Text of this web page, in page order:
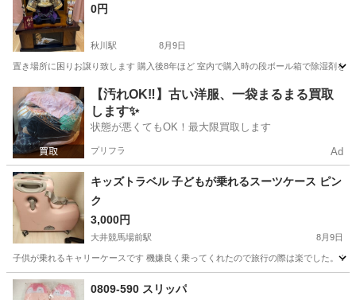
0円
秋川駅 8月9日
置き場所に困りお譲り致します 購入後8年ほど 室内で購入時の段ボール箱で除湿剤を
東京 あきる野市 秋川駅 その他
【汚れOK‼️】古い洋服、一袋まるまる買取
します✨
状態が悪くてもOK！最大限買取します
プリフラ Ad
キッズトラベル 子どもが乗れるスーツケース ピン
ク
3,000円
大井競馬場前駅 8月9日
子供が乗れるキャリーケースです 機嫌良く乗ってくれたので旅行の際は楽でした。 1
東京 品川区 大井競馬場前駅 その他
0809-590 スリッパ